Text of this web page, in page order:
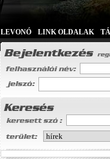
LEVONÓ LINK OLDALAK